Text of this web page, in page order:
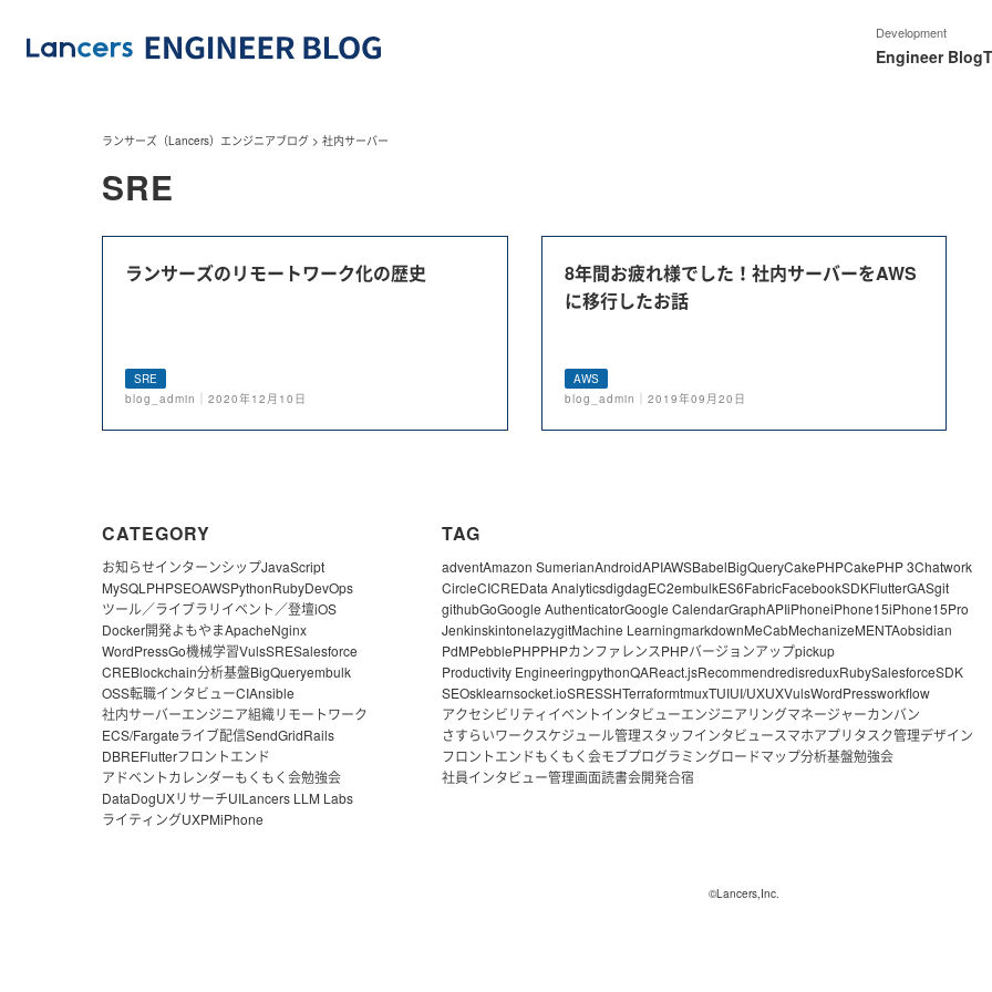
Development
Engineer Blog
ランサーズ（Lancers）エンジニアブログ > 社内サーバー
SRE
ランサーズのリモートワーク化の歴史
SRE
blog_admin｜2020年12月10日
8年間お疲れ様でした！社内サーバーをAWS
に移行したお話
AWS
blog_admin｜2019年09月20日
CATEGORY
お知らせインターンシップJavaScript
MySQL PHPSEOAWSPythonRubyDevOps
ツール／ライブラリイベント／登壇iOS
Docker開発よもやまApacheNginx
WordPressGo機械学習VulsSRESalesforce
CREBlockchain分析基盤BigQueryembulk
OSS転職インタビューCIAnsible
社内サーバーエンジニア組織リモートワーク
ECS/Fargateライブ配信SendGridRails
DBREFlutterフロントエンド
アドベントカレンダーもくもく会勉強会
DataDogUXリサーチUILancers LLM Labs
ライティングUXPMiPhone
TAG
adventAmazon SumerianAndroidAPIAWSBabelBigQueryCakePHPCakePHP 3Chatwork
CircleCICREData AnalyticsdigdagEC2embulkES6FabricFacebookSDKFlutterGASgit
githubGoGoogle AuthenticatorGoogle CalendarGraphAPIiPhoneiPhone15iPhone15Pro
JenkinskintonelazygitMachine LearningmarkdownMeCabMechanizeMENTAobsidian
PdMPebblePHPPHPカンファレンスPHPバージョンアップpickup
Productivity EngineeringpythonQAReact.jsRecommendredisreduxRubySalesforceSDK
SEOsklearnsocket.ioSRESSHTerraformtmuxTUIUI/UXUXVulsWordPressworkflow
アクセシビリティ イベントインタビューエンジニアリングマネージャーカンバン
さすらいワークスケジュール管理スタッフインタビュースマホアプリタスク管理デザイン
フロントエンドもくもく会モブプログラミングロードマップ分析基盤勉強会
社員インタビュー管理画面読書会開発合宿
©Lancers,Inc.